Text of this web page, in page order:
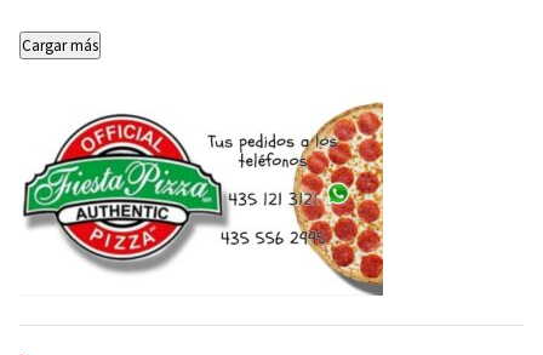
Cargar más